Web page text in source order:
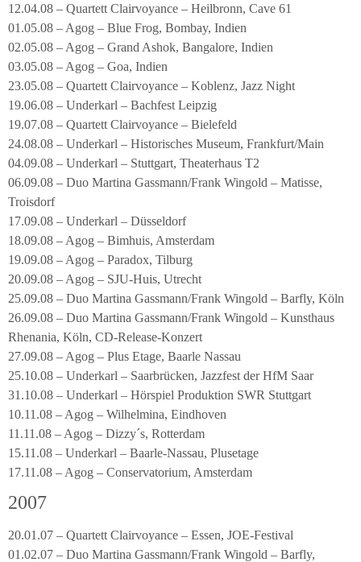
12.04.08 – Quartett Clairvoyance – Heilbronn, Cave 61
01.05.08 – Agog – Blue Frog, Bombay, Indien
02.05.08 – Agog – Grand Ashok, Bangalore, Indien
03.05.08 – Agog – Goa, Indien
23.05.08 – Quartett Clairvoyance – Koblenz, Jazz Night
19.06.08 – Underkarl – Bachfest Leipzig
19.07.08 – Quartett Clairvoyance – Bielefeld
24.08.08 – Underkarl – Historisches Museum, Frankfurt/Main
04.09.08 – Underkarl – Stuttgart, Theaterhaus T2
06.09.08 – Duo Martina Gassmann/Frank Wingold – Matisse,
Troisdorf
17.09.08 – Underkarl – Düsseldorf
18.09.08 – Agog – Bimhuis, Amsterdam
19.09.08 – Agog – Paradox, Tilburg
20.09.08 – Agog – SJU-Huis, Utrecht
25.09.08 – Duo Martina Gassmann/Frank Wingold – Barfly, Köln
26.09.08 – Duo Martina Gassmann/Frank Wingold – Kunsthaus
Rhenania, Köln, CD-Release-Konzert
27.09.08 – Agog – Plus Etage, Baarle Nassau
25.10.08 – Underkarl – Saarbrücken, Jazzfest der HfM Saar
31.10.08 – Underkarl – Hörspiel Produktion SWR Stuttgart
10.11.08 – Agog – Wilhelmina, Eindhoven
11.11.08 – Agog – Dizzy´s, Rotterdam
15.11.08 – Underkarl – Baarle-Nassau, Plusetage
17.11.08 – Agog – Conservatorium, Amsterdam
2007
20.01.07 – Quartett Clairvoyance – Essen, JOE-Festival
01.02.07 – Duo Martina Gassmann/Frank Wingold – Barfly,